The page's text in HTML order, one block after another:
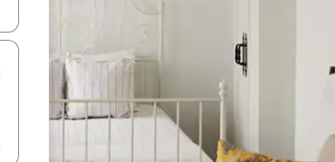
os usando as seta para cima e para baixo do teclado